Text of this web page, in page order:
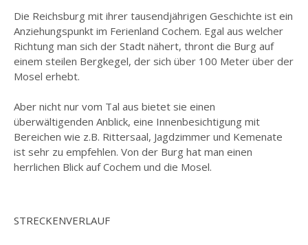
Die Reichsburg mit ihrer tausendjährigen Geschichte ist ein
Anziehungspunkt im Ferienland Cochem. Egal aus welcher
Richtung man sich der Stadt nähert, thront die Burg auf
einem steilen Bergkegel, der sich über 100 Meter über der
Mosel erhebt.
Aber nicht nur vom Tal aus bietet sie einen
überwältigenden Anblick, eine Innenbesichtigung mit
Bereichen wie z.B. Rittersaal, Jagdzimmer und Kemenate
ist sehr zu empfehlen. Von der Burg hat man einen
herrlichen Blick auf Cochem und die Mosel.
STRECKENVERLAUF